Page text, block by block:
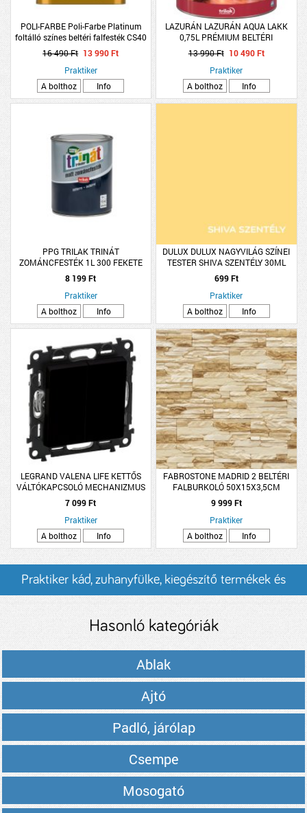
POLI-FARBE Poli-Farbe Platinum
foltálló színes beltéri falfesték CS40
Csodás klemátisz, 5l
16 490 Ft 13 990 Ft
Praktiker
A bolthoz
Info
LAZURÁN LAZURÁN AQUA LAKK
0,75L PRÉMIUM BELTÉRI
SELYEMFÉNYŰ
13 990 Ft 10 490 Ft
Praktiker
A bolthoz
Info
PPG TRILAK TRINÁT
ZOMÁNCFESTÉK 1L 300 FEKETE
MATT, OLDÓSZERES (R:230526)
8 199 Ft
Praktiker
A bolthoz
Info
DULUX DULUX NAGYVILÁG SZÍNEI
TESTER SHIVA SZENTÉLY 30ML
699 Ft
Praktiker
A bolthoz
Info
LEGRAND VALENA LIFE KETTŐS
VÁLTÓKAPCSOLÓ MECHANIZMUS
BURKOLATTAL, 10 AX, FEKETE
7 099 Ft
Praktiker
A bolthoz
Info
FABROSTONE MADRID 2 BELTÉRI
FALBURKOLÓ 50X15X3,5CM
9 999 Ft
Praktiker
A bolthoz
Info
Praktiker kád, zuhanyfülke, kiegészítő termékek és
Hasonló kategóriák
Ablak
Ajtó
Padló, járólap
Csempe
Mosogató